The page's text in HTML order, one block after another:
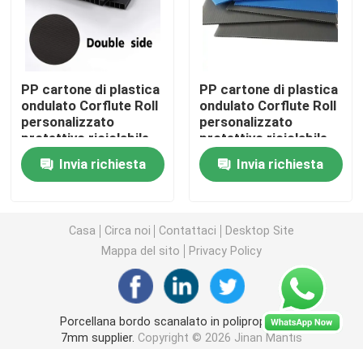
Cartello da cortile in plastica ondulata
Mattoni del taglio a getto d'acqua
Banco di mostra floreale
Guardia dell'albero di Corflute
Cuscinetti di plastica di strato
Foglio di coroplasto
PP cartone di plastica
ondulato Corflute Roll
personalizzato
protettivo riciclabile
Invia richiesta
PP cartone di plastica
ondulato Corflute Roll
personalizzato
protettivo riciclabile
Invia richiesta
Casa Circa noi Contattaci
Desktop Site
Mappa del sito
Privacy Policy
Porcellana bordo scanalato in polipropilene di
7mm supplier. Copyright © 2026 Jinan Mantis